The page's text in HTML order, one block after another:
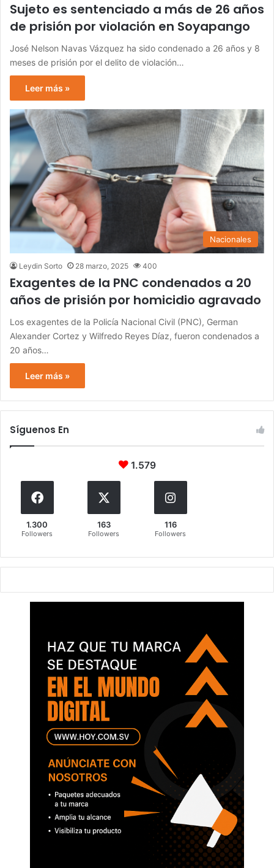
Sujeto es sentenciado a más de 26 años
de prisión por violación en Soyapango
José Nelson Navas Vázquez ha sido condenado a 26 años y 8
meses de prisión por el delito de violación…
Leer más »
Nacionales
Leydin Sorto 28 marzo, 2025 400
Exagentes de la PNC condenados a 20
años de prisión por homicidio agravado
Los exagentes de la Policía Nacional Civil (PNC), German
Alexander Cortez y Wilfredo Reyes Díaz, fueron condenados a
20 años…
Leer más »
Síguenos En
1.579
1.300
Followers
163
Followers
116
Followers